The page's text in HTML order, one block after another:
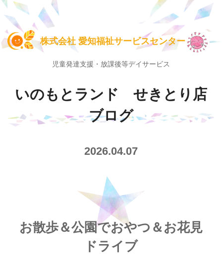
株式会社 愛知福祉サービスセンター
児童発達支援・放課後等デイサービス
いのもとランド せきとり店
ブログ
2026.04.07
お散歩＆公園でおやつ＆お花見
ドライブ